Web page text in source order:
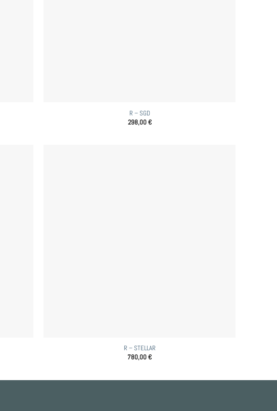
R – SGD
298,00€
R – STELLAR
780,00€